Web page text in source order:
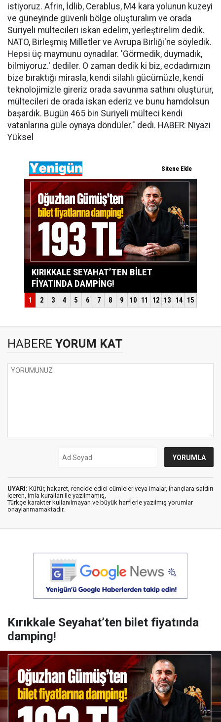
istiyoruz. Afrin, İdlib, Cerablus, M4 kara yolunun kuzeyi
ve güneyinde güvenli bölge oluşturalım ve orada
Suriyeli mültecileri iskan edelim, yerleştirelim dedik.
NATO, Birleşmiş Milletler ve Avrupa Birliği'ne söyledik.
Hepsi üç maymunu oynadılar. 'Görmedik, duymadık,
bilmiyoruz.' dediler. O zaman dedik ki biz, ecdadımızın
bize bıraktığı mirasla, kendi silahlı gücümüzle, kendi
teknolojimizle gireriz orada savunma sathını oluşturur,
mültecileri de orada iskan ederiz ve bunu hamdolsun
başardık. Bugün 465 bin Suriyeli mülteci kendi
vatanlarına güle oynaya döndüler." dedi. HABER: Niyazi
Yüksel
HABERE YORUM KAT
UYARI: Küfür, hakaret, rencide edici cümleler veya imalar, inançlara saldırı
içeren, imla kuralları ile yazılmamış,
Türkçe karakter kullanılmayan ve büyük harflerle yazılmış yorumlar
onaylanmamaktadır.
Kırıkkale Seyahat’ten bilet fiyatında
damping!